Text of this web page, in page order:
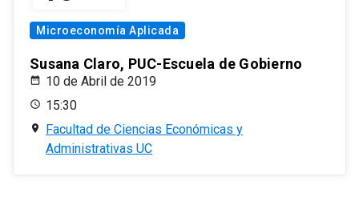
Microeconomía Aplicada
Susana Claro, PUC-Escuela de Gobierno
10 de Abril de 2019
15:30
Facultad de Ciencias Económicas y
Administrativas UC